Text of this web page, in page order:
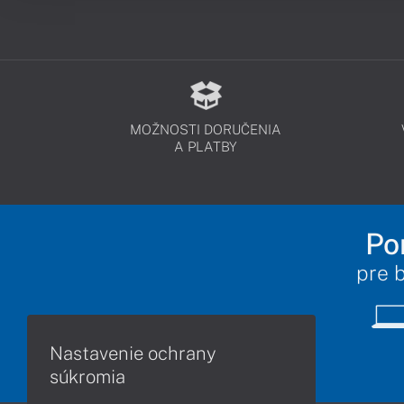
MOŽNOSTI DORUČENIA
A PLATBY
pre
Nastavenie ochrany
súkromia